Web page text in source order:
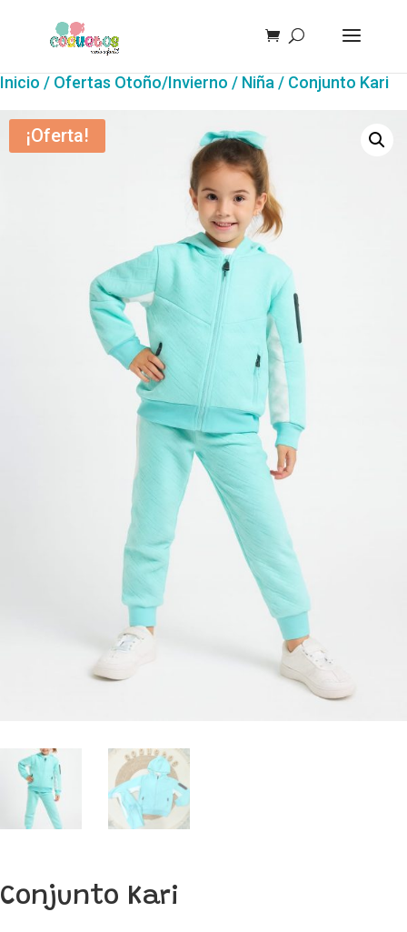
Inicio / Ofertas Otoño/Invierno / Niña / Conjunto Kari
¡Oferta!
Conjunto Kari